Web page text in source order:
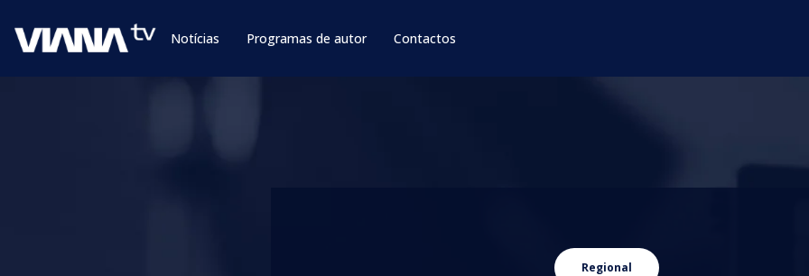
Notícias Programas de autor Contactos
Regional